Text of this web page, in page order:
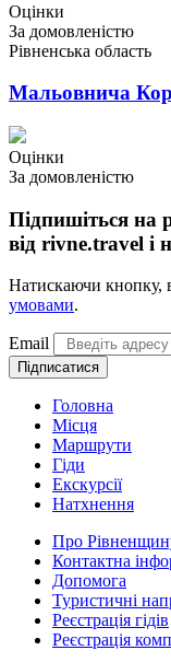
Оцінки
За домовленістю
Рівненська область
Мальовнича
Оцінки
За домовленістю
Підпишіться на
від rivne.travel і
Натискаючи кнопку,
умовами.
Email
Підписатися
Головна
Місця
Маршрути
Гіди
Екскурсії
Натхнення
Про
Контактна
Допомога
Туристичні
Реєстрація гідів
Реєстрація